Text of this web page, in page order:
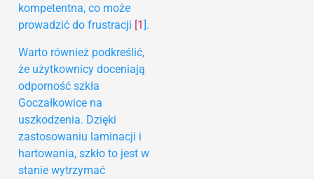
kompetentna, co może
prowadzić do frustracji [1 ].
Warto również podkreślić,
że użytkownicy doceniają
odporność szkła
Goczałkowice na
uszkodzenia. Dzięki
zastosowaniu laminacji i
hartowania, szkło to jest w
stanie wytrzymać